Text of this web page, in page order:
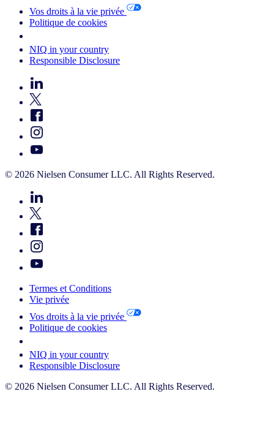
Vos droits à la vie privée
Politique de cookies
NIQ in your country
Responsible Disclosure
© 2026 Nielsen Consumer LLC. All Rights Reserved.
Termes et Conditions
Vie privée
Vos droits à la vie privée
Politique de cookies
NIQ in your country
Responsible Disclosure
© 2026 Nielsen Consumer LLC. All Rights Reserved.